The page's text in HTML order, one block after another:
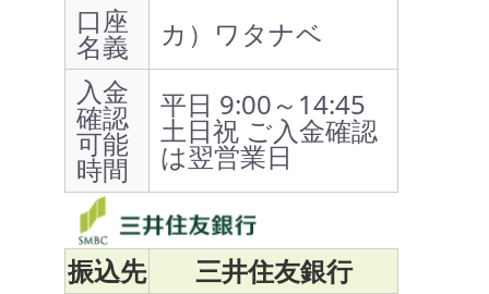
口座
名義
カ）ワタナベ
入金
確認
可能
時間
平日 9:00～14:45
土日祝 ご入金確認
は翌営業日
振込先
三井住友銀行